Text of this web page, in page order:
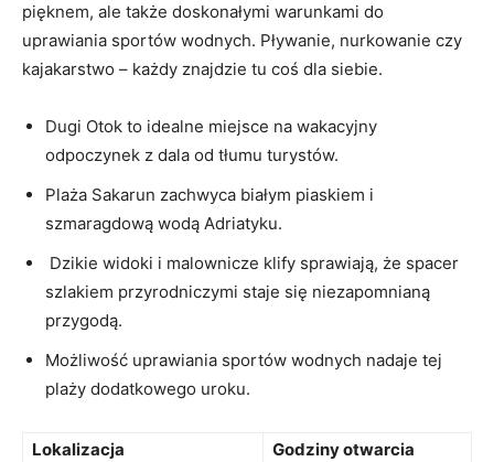
‍pięknem,⁣ ale ⁣także doskonałymi warunkami do
uprawiania sportów wodnych. Pływanie, nurkowanie czy
kajakarstwo – ⁣każdy znajdzie tu⁢ coś dla siebie.
Dugi Otok to idealne miejsce⁢ na wakacyjny
odpoczynek ⁢z‌ dala od tłumu turystów.
Plaża Sakarun zachwyca białym piaskiem i
szmaragdową wodą⁣ Adriatyku.
⁣ Dzikie widoki i malownicze klify⁤ sprawiają, że spacer
szlakiem ​przyrodniczymi staje się niezapomnianą
przygodą.
Możliwość uprawiania⁤ sportów‍ wodnych ⁢nadaje ⁤tej
plaży dodatkowego uroku.
Lokalizacja
Godziny otwarcia